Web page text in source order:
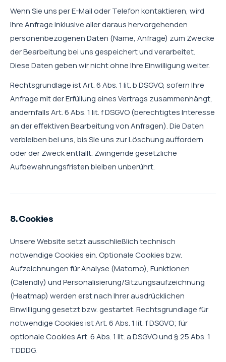
Wenn Sie uns per E-Mail oder Telefon kontaktieren, wird
Ihre Anfrage inklusive aller daraus hervorgehenden
personenbezogenen Daten (Name, Anfrage) zum Zwecke
der Bearbeitung bei uns gespeichert und verarbeitet.
Diese Daten geben wir nicht ohne Ihre Einwilligung weiter.
Rechtsgrundlage ist Art. 6 Abs. 1 lit. b DSGVO, sofern Ihre
Anfrage mit der Erfüllung eines Vertrags zusammenhängt,
andernfalls Art. 6 Abs. 1 lit. f DSGVO (berechtigtes Interesse
an der effektiven Bearbeitung von Anfragen). Die Daten
verbleiben bei uns, bis Sie uns zur Löschung auffordern
oder der Zweck entfällt. Zwingende gesetzliche
Aufbewahrungsfristen bleiben unberührt.
8. Cookies
Unsere Website setzt ausschließlich technisch
notwendige Cookies ein. Optionale Cookies bzw.
Aufzeichnungen für Analyse (Matomo), Funktionen
(Calendly) und Personalisierung/Sitzungsaufzeichnung
(Heatmap) werden erst nach Ihrer ausdrücklichen
Einwilligung gesetzt bzw. gestartet. Rechtsgrundlage für
notwendige Cookies ist Art. 6 Abs. 1 lit. f DSGVO; für
optionale Cookies Art. 6 Abs. 1 lit. a DSGVO und § 25 Abs. 1
TDDDG.